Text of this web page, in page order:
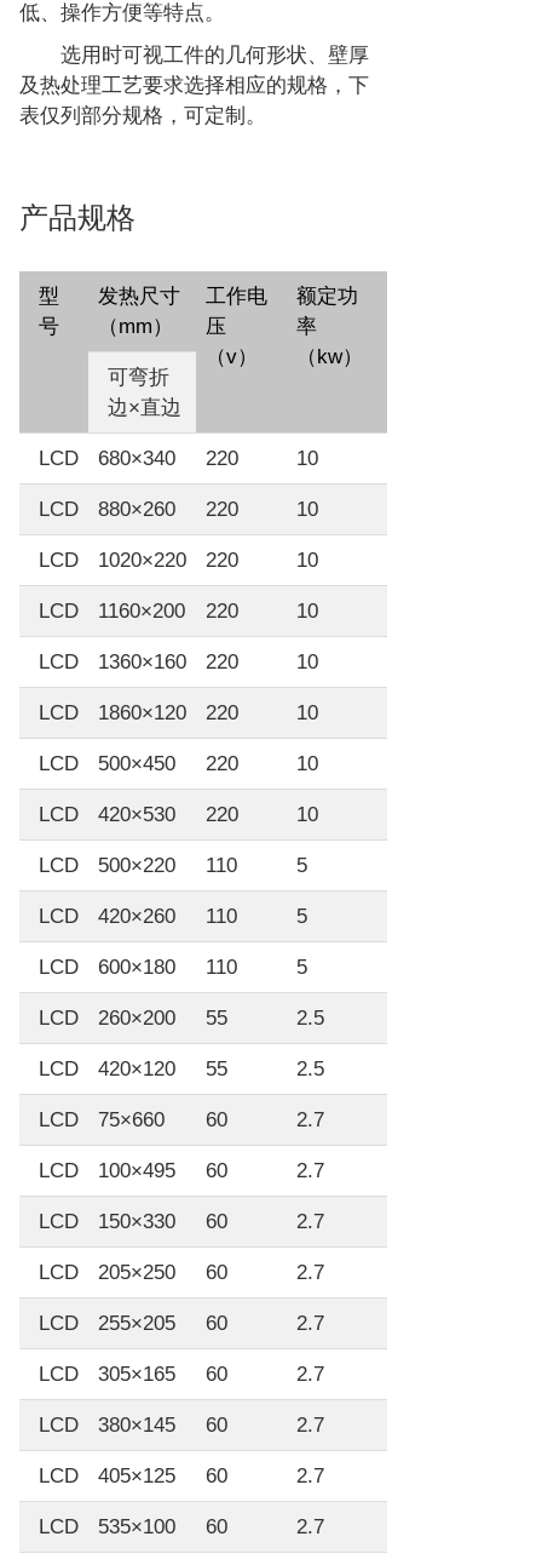
低、操作方便等特点。
选用时可视工件的几何形状、壁厚
及热处理工艺要求选择相应的规格，下
表仅列部分规格，可定制。
产品规格
型
号
发热尺寸
（mm）
工作电
压
（v）
额定功
率
（kw）
可弯折
边×直边
LCD 680×340 220 10
LCD 880×260 220 10
LCD 1020×220 220 10
LCD 1160×200 220 10
LCD 1360×160 220 10
LCD 1860×120 220 10
LCD 500×450 220 10
LCD 420×530 220 10
LCD 500×220 110 5
LCD 420×260 110 5
LCD 600×180 110 5
LCD 260×200 55 2.5
LCD 420×120 55 2.5
LCD 75×660 60 2.7
LCD 100×495 60 2.7
LCD 150×330 60 2.7
LCD 205×250 60 2.7
LCD 255×205 60 2.7
LCD 305×165 60 2.7
LCD 380×145 60 2.7
LCD 405×125 60 2.7
LCD 535×100 60 2.7